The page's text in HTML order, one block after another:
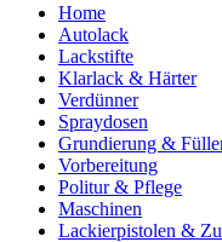
Home
Autolack
Lackstifte
Klarlack & Härter
Verdünner
Spraydosen
Grundierung &
Vorbereitung
Politur & Pflege
Maschinen
Lackierpistolen &